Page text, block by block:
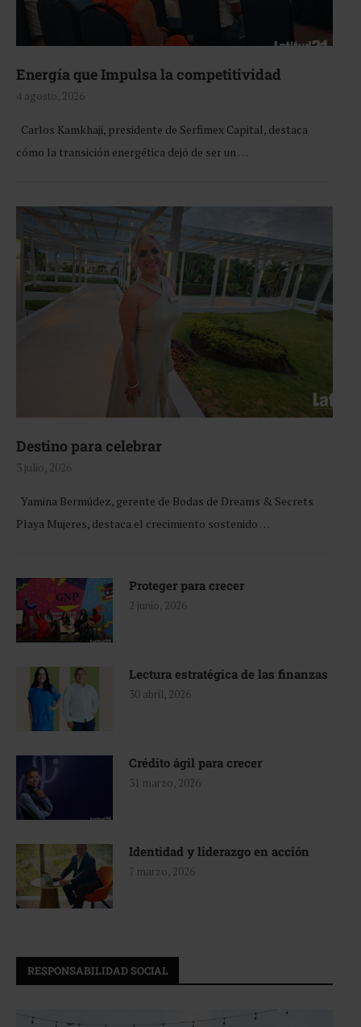
Energía que Impulsa la competitividad
4 agosto, 2026
Carlos Kamkhaji, presidente de Serfimex Capital, destaca
cómo la transición energética dejó de ser un …
Destino para celebrar
3 julio, 2026
Yamina Bermúdez, gerente de Bodas de Dreams & Secrets
Playa Mujeres, destaca el crecimiento sostenido …
Proteger para crecer
2 junio, 2026
Lectura estratégica de las finanzas
30 abril, 2026
Crédito ágil para crecer
31 marzo, 2026
Identidad y liderazgo en acción
7 marzo, 2026
RESPONSABILIDAD SOCIAL